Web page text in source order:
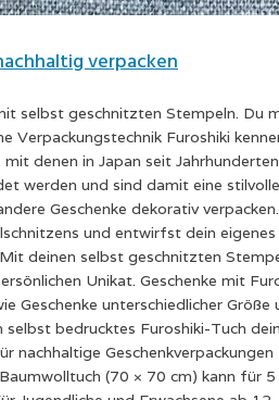
verpacken
selbst geschnitzten Stempeln. Du
Verpackungstechnik Furoshiki
denen in Japan seit
werden und sind damit eine
Geschenke dekorativ
und entwirfst dein
deinen selbst geschnitzten
Unikat. Geschenke mit
Geschenke unterschiedlicher
bedrucktes Furoshiki-Tuch
nachhaltige
(70 × 70 cm) kann für